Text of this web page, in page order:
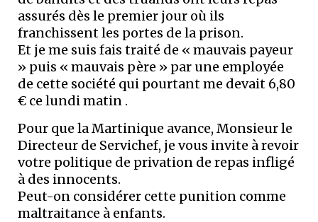
assurés dès le premier jour où ils
franchissent les portes de la prison.
Et je me suis fais traité de « mauvais payeur
» puis « mauvais père » par une employée
de cette société qui pourtant me devait 6,80
€ ce lundi matin .
Pour que la Martinique avance, Monsieur le
Directeur de Servichef, je vous invite à revoir
votre politique de privation de repas infligé
à des innocents.
Peut-on considérer cette punition comme
maltraitance à enfants.​​